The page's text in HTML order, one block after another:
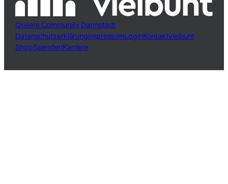
Queere Community Darmstadt
DatenschutzerklärungImpressumLoginKontaktvielbunt
ShopSpendenKarriere